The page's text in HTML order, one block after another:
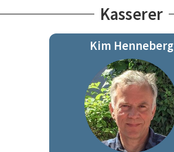
Kasserer
Kim Henneberg